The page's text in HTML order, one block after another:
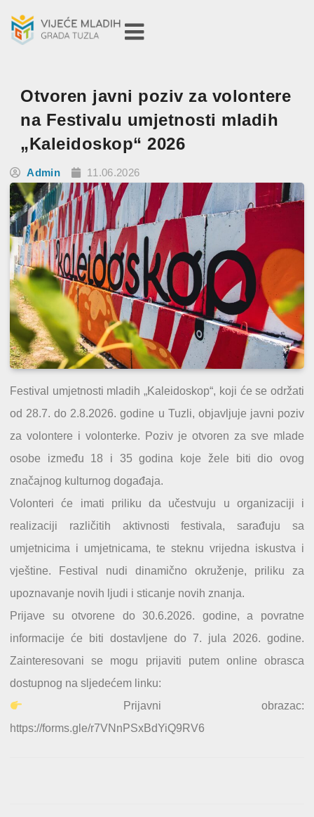
Otvoren javni poziv za volontere
na Festivalu umjetnosti mladih
„Kaleidoskop“ 2026
Admin 11.06.2026
Festival umjetnosti mladih „Kaleidoskop“, koji će se održati
od 28.7. do 2.8.2026. godine u Tuzli, objavljuje javni poziv
za volontere i volonterke. Poziv je otvoren za sve mlade
osobe između 18 i 35 godina koje žele biti dio ovog
značajnog kulturnog događaja.
Volonteri će imati priliku da učestvuju u organizaciji i
realizaciji različitih aktivnosti festivala, sarađuju sa
umjetnicima i umjetnicama, te steknu vrijedna iskustva i
vještine. Festival nudi dinamično okruženje, priliku za
upoznavanje novih ljudi i sticanje novih znanja.
Prijave su otvorene do 30.6.2026. godine, a povratne
informacije će biti dostavljene do 7. jula 2026. godine.
Zainteresovani se mogu prijaviti putem online obrasca
dostupnog na sljedećem linku:
Prijavni obrazac:
https://forms.gle/r7VNnPSxBdYiQ9RV6